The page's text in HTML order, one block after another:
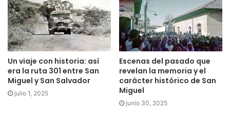
Un viaje con historia: así
era la ruta 301 entre San
Miguel y San Salvador
julio 1, 2025
Escenas del pasado que
revelan la memoria y el
carácter histórico de San
Miguel
junio 30, 2025